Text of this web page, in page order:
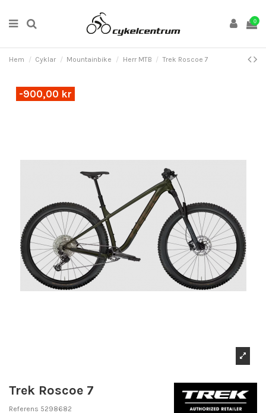
0
Hem Cyklar Mountainbike Herr MTB Trek Roscoe 7
-900,00 kr
Trek Roscoe 7
Referens 5298682